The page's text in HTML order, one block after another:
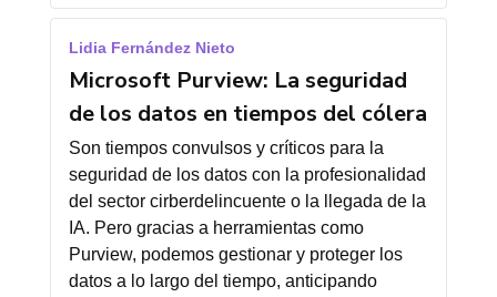
Lidia Fernández Nieto
Microsoft Purview: La seguridad
de los datos en tiempos del cólera
Son tiempos convulsos y críticos para la
seguridad de los datos con la profesionalidad
del sector cirberdelincuente o la llegada de la
IA. Pero gracias a herramientas como
Purview, podemos gestionar y proteger los
datos a lo largo del tiempo, anticipando